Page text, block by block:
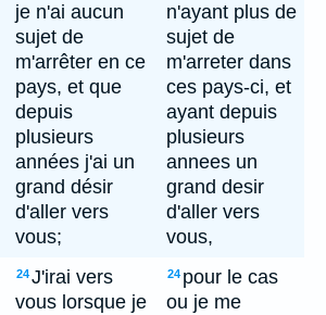
je n'ai aucun
sujet de
m'arrêter en ce
pays, et que
depuis
plusieurs
années j'ai un
grand désir
d'aller vers
vous;
n'ayant plus de
sujet de
m'arreter dans
ces pays-ci, et
ayant depuis
plusieurs
annees un
grand desir
d'aller vers
vous,
24J'irai vers
vous lorsque je
24 pour le cas
ou je me